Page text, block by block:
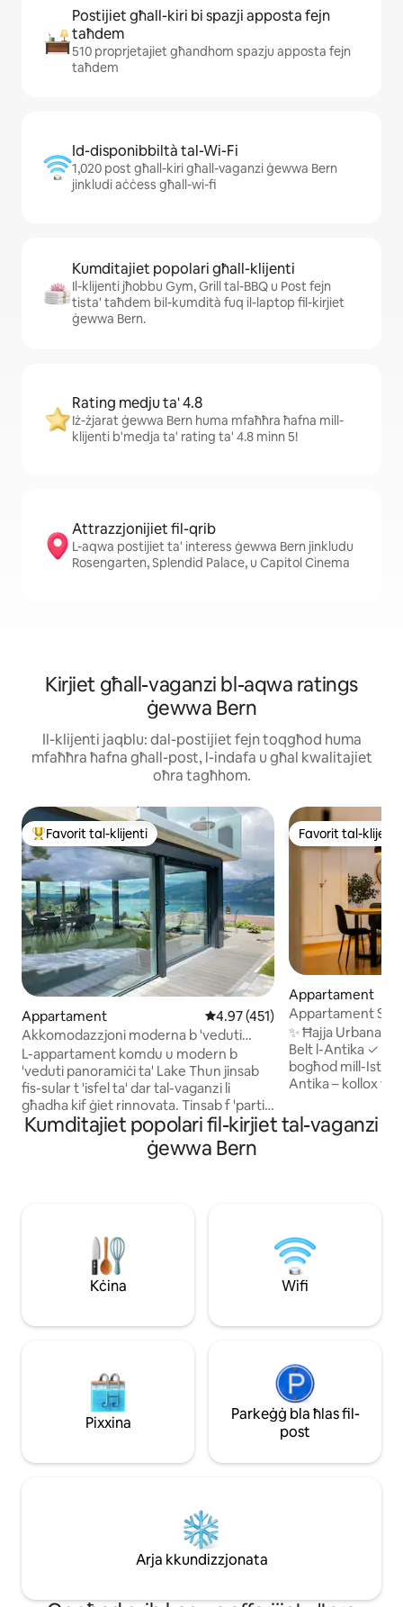
Postijiet għall-kiri bi spazji apposta fejn
taħdem
510 proprjetajiet għandhom spazju apposta fejn
taħdem
Id-disponibbiltà tal-Wi-Fi
1,020 post għall-kiri għall-vaganzi ġewwa Bern
jinkludi aċċess għall-wi-fi
Kumditajiet popolari għall-klijenti
Il-klijenti jħobbu Gym, Grill tal-BBQ u Post fejn
tista' taħdem bil-kumdità fuq il-laptop fil-kirjiet
ġewwa Bern.
Rating medju ta' 4.8
Iż-żjarat ġewwa Bern huma mfaħħra ħafna mill-
klijenti b'medja ta' rating ta' 4.8 minn 5!
Attrazzjonijiet fil-qrib
L-aqwa postijiet ta' interess ġewwa Bern jinkludu
Rosengarten, Splendid Palace, u Capitol Cinema
Kirjiet għall-vaganzi bl-aqwa ratings
ġewwa Bern
Il-klijenti jaqblu: dal-postijiet fejn toqgħod huma
mfaħħra ħafna għall-post, l-indafa u għal kwalitajiet
oħra tagħhom.
Wieħed mill-aqwa favoriti tal-klijenti
Favorit tal-klijenti
Appartament Rating medju ta' 4.97 minn 5,
4.97 (451)
Akkomodazzjoni moderna b 'veduti
panoramiċi ta' Lake Thun
L-appartament komdu u modern b
'veduti panoramiċi ta' Lake Thun jinsab
fis-sular t 'isfel ta' dar tal-vaganzi li
għadha kif ġiet rinnovata. Tinsab f 'parti
kwieta tal-villaġġ u hija l-punt tat-tluq
għal eskursjonijiet fuq il-muntanji u l-lagi.
Ideali għal 4 perspettivi. Terrazzin b
Dorf/Stazzjon tal-karozzi tal-linja Postali
(mixja ta '4 minuti), ħanut tar-raħal,
qasam sportiv, mogħdijiet għall-mixi,
Thun, Spiez, Aeschi, Interlaken,
Favorit tal-klijenti
Favorit tal-klijenti
Appartament
Appartament
Oldtown
✨ Ħajja Urbana
Belt l-Antika ✓ Post: 🐻Kilometru biss 'il
bogħod mill-
Antika – kollox
kmamar tas-
Kċina
barra ⭐⭐⭐⭐⭐ "Post mill-aqwa u kumdità
kbira! Li jkollok
kienet xi ħaġa
Kumditajiet popolari fil-kirjiet tal-vaganzi
ġewwa Bern
Kċina Wifi
Pixxina
Parkeġġ bla ħlas fil-
post
Arja kkundizzjonata